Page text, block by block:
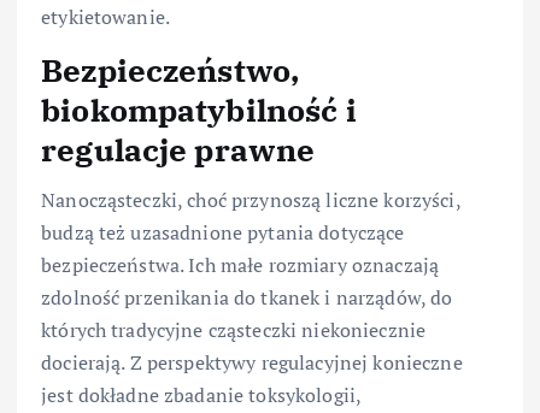
etykietowanie.
Bezpieczeństwo,
biokompatybilność i
regulacje prawne
Nanocząsteczki, choć przynoszą liczne korzyści,
budzą też uzasadnione pytania dotyczące
bezpieczeństwa. Ich małe rozmiary oznaczają
zdolność przenikania do tkanek i narządów, do
których tradycyjne cząsteczki niekoniecznie
docierają. Z perspektywy regulacyjnej konieczne
jest dokładne zbadanie toksykologii,